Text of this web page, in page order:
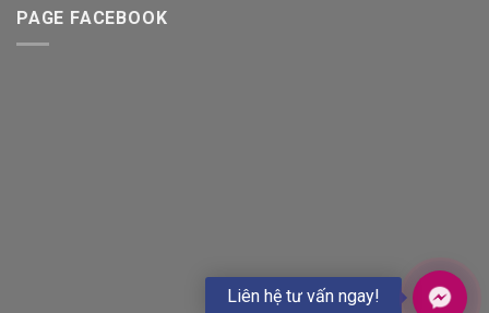
PAGE FACEBOOK
Liên hệ tư vấn ngay!